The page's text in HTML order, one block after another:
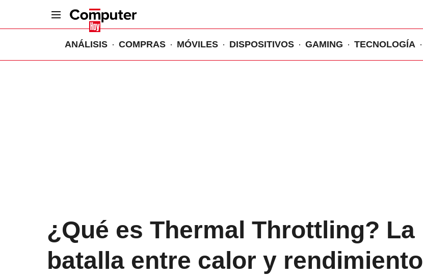
ANÁLISIS COMPRAS MÓVILES DISPOSITIVOS GAMING TECNOLOGÍA
¿Qué es Thermal Throttling? La
batalla entre calor y rendimiento